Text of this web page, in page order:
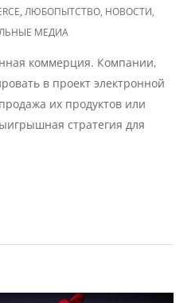
, ЛЮБОПЫТСТВО, НОВОСТИ,
МЕДИА
коммерция. Компании,
в проект электронной
их продуктов или
стратегия для